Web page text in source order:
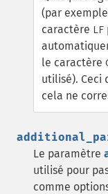
(par exemple
caractère LF
le caractère
utilisé). Ceci
cela ne
Le paramètre
utilisé pour
comme